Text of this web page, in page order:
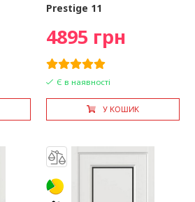
Prestige 11
4895 грн
Є в наявності
У КОШИК